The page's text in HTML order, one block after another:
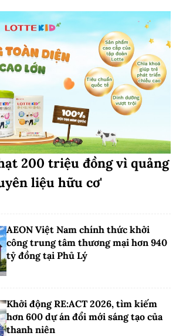
200 triệu đồng vì quảng
liệu hữu cơ'
AEON Việt Nam chính thức khởi
công trung tâm thương mại hơn 940
tỷ đồng tại Phủ Lý
Khởi động RE:ACT 2026, tìm kiếm
hơn 600 dự án đổi mới sáng tạo của
thanh niên